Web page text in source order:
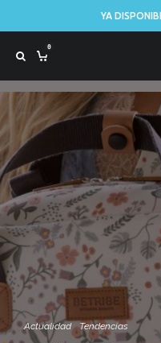
YA
0
Actualidad Tendencias